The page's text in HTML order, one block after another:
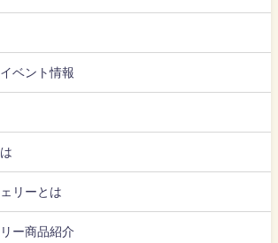
ベント情報
リーとは
ー商品紹介